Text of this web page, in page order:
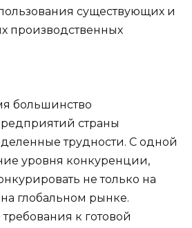
существующих и
производственных
большинство
страны
трудности. С одной
уровня конкуренции,
не только на
глобальном рынке.
к готовой